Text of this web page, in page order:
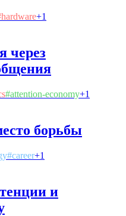
hardware+1
через
#attention-economy+1
борьбы
#career+1
и